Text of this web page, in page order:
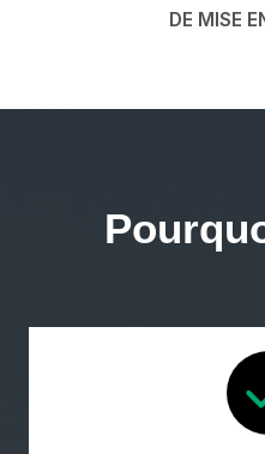
DE MISE